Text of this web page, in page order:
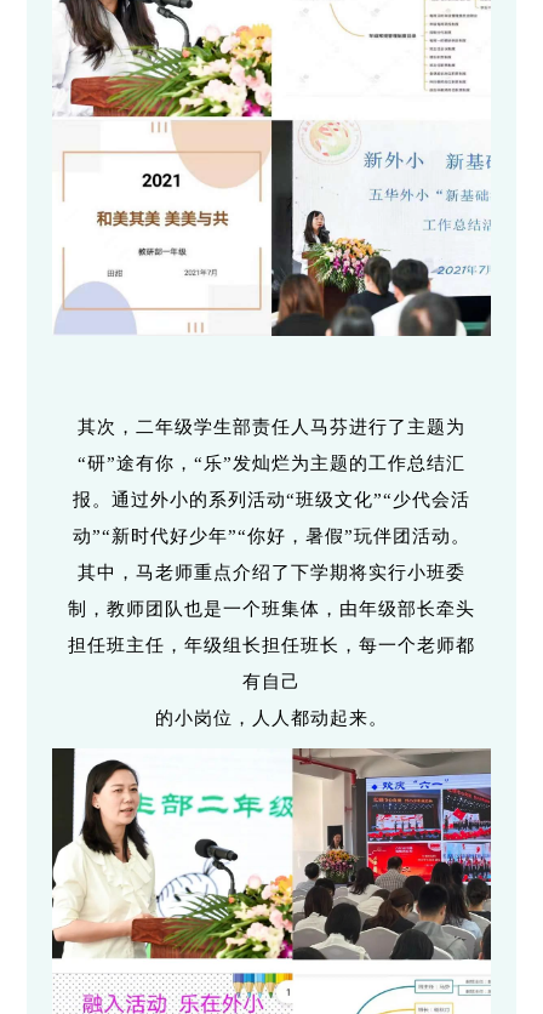
其次，二年级学生部责任人马芬进行了主题为
“研”途有你，“乐”发灿烂为主题的工作总结汇
报。通过外小的系列活动“班级文化”“少代会活
动”“新时代好少年”“你好，暑假”玩伴团活动。
其中，马老师重点介绍了下学期将实行小班委
制，教师团队也是一个班集体，由年级部长牵头
担任班主任，年级组长担任班长，每一个老师都
有自己
的小岗位，人人都动起来。